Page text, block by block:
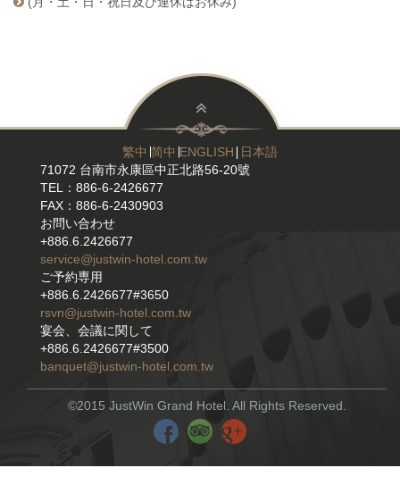
繁中 简中 ENGLISH ∣ 日本語
71072 台南市永康區中正北路56-20號
TEL：886-6-2426677
FAX：886-6-2430903
お問い合わせ
+886.6.2426677
service@justwin-hotel.com.tw
ご予約専用
+886.6.2426677#3650
rsvn@justwin-hotel.com.tw
宴会、会議に関して
+886.6.2426677#3500
banquet@justwin-hotel.com.tw
©2015 JustWin Grand Hotel. All Rights Reserved.